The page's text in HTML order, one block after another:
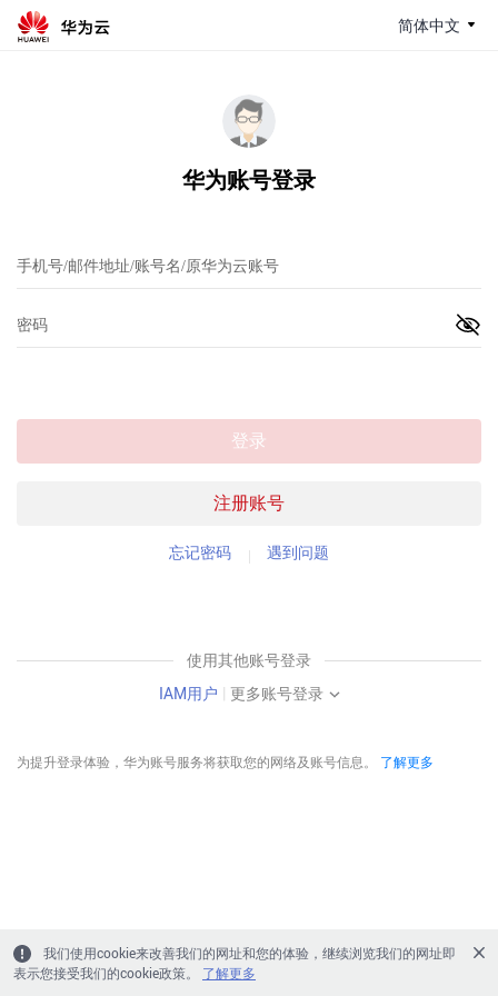
简体中文
华为账号登录
注册账号
登录
忘记密码 遇到问题
使用其他账号登录
IAM用户 | 更多账号登录
为提升登录体验，华为账号服务将获取您的网络及账号信息。 了解更多
我们使用cookie来改善我们的网址和您的体验，继续浏览我们的网址即
表示您接受我们的cookie政策。
了解更多